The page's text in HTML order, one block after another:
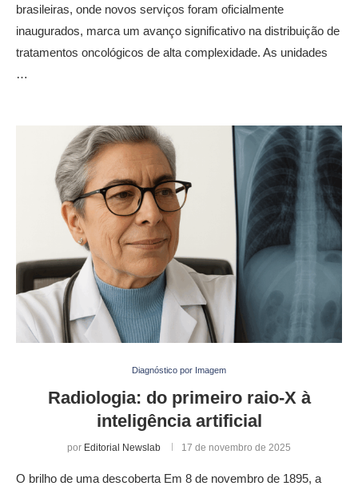
brasileiras, onde novos serviços foram oficialmente
inaugurados, marca um avanço significativo na distribuição de
tratamentos oncológicos de alta complexidade. As unidades
…
Diagnóstico por Imagem
Radiologia: do primeiro raio-X à
inteligência artificial
por Editorial Newslab 17 de novembro de 2025
O brilho de uma descoberta Em 8 de novembro de 1895, a